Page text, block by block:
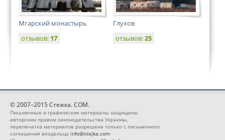
Мгарский монастырь
отзывов: 17
Глухов
отзывов:25
© 2007–2015 Стежка. COM.
Письменные и графические материалы защищены
авторским правом законодательства Украины,
перепечатка материалов разрешена только с письменного
соглашения владельца info@stejka.com